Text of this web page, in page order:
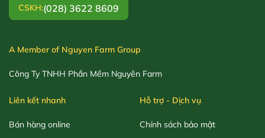
CSKH:(028) 3622 8609
A Member of Nguyen Farm Group
Công Ty TNHH Phần Mềm Nguyên Farm
Liên kết nhanh
Bán hàng online
Hỗ trợ - Dịch vụ
Chính sách bảo mật